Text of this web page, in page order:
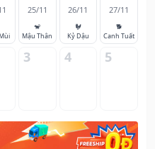
25/11
🐒
Mậu Thân
26/11
🐓
Kỷ Dậu
27/11
🐕
Canh Tuất
3 4 5